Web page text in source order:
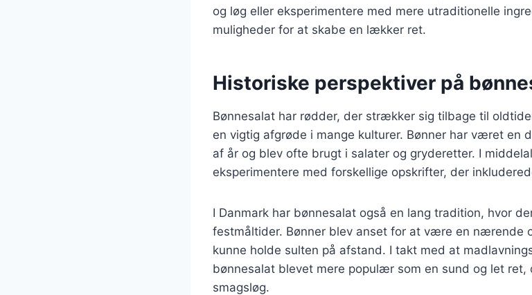
og løg eller eksperimentere med mere utraditionelle
muligheder for at skabe en lækker ret.
Historiske perspektiver på
Bønnesalat har rødder, der strækker sig tilbage til
en vigtig afgrøde i mange kulturer. Bønner har været en
af år og blev ofte brugt i salater og gryderetter. I
eksperimentere med forskellige opskrifter, der
I Danmark har bønnesalat også en lang tradition, hvor
festmåltider. Bønner blev anset for at være en nærende
kunne holde sulten på afstand. I takt med at
bønnesalat blevet mere populær som en sund og let ret,
smagsløg.